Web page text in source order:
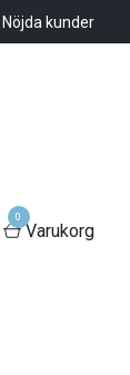
kunder
0
Varukorg